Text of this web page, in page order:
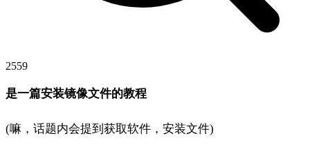
2559
是一篇安装镜像文件的教程
(嘛，话题内会提到获取软件，安装文件)